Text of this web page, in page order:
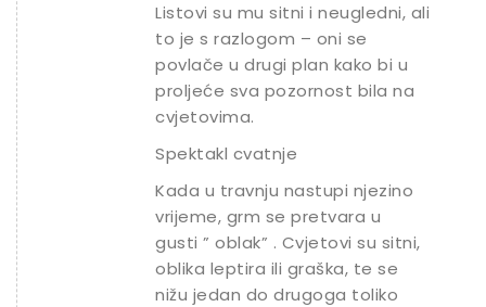
Listovi su mu sitni i neugledni, ali
to je s razlogom – oni se
povlače u drugi plan kako bi u
proljeće sva pozornost bila na
cvjetovima.
Spektakl cvatnje
Kada u travnju nastupi njezino
vrijeme, grm se pretvara u
gusti ” oblak” . Cvjetovi su sitni,
oblika leptira ili graška, te se
nižu jedan do drugoga toliko